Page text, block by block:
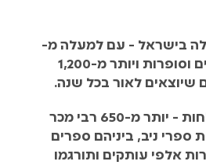
בישראל - עם למעלה מ-
10,000 סופרים וסופרות ויותר מ-1,200
שיוצאים לאור בכל שנה.
רבי מכר והצלחות - יותר מ-650 רבי מכר
ספרי ניב, ביניהם ספרים
אלפי עותקים ותורגמו